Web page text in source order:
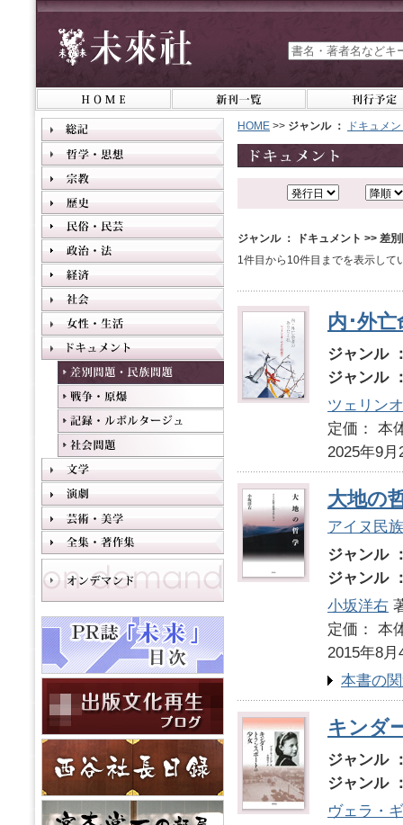
HOME >> ジャンル ： ドキュメ
ジャンル ： ドキュメント >> 差
1件目から10件目までを表示して
内･外
ジャンル
ジャンル
ツェリン
定価：
2025年9月
大地の
アイヌ民
ジャンル
ジャンル
小坂洋右
定価：
2015年8月
本書の
キンダ
ジャンル
ジャンル
ヴェラ・